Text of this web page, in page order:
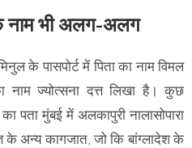
नाम भी अलग-अलग
के पासपोर्ट में पिता का नाम विमल
नाम ज्योत्सना दत्त लिखा है। कुछ
पता मुंबई में अलकापुरी नालासोपारा
के अन्य कागजात, जो कि बांग्लादेश के